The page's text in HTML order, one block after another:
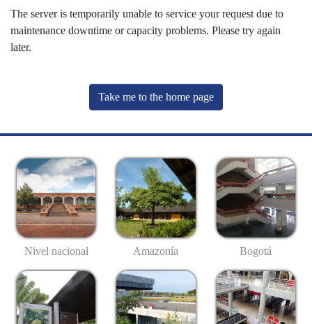
The server is temporarily unable to service your request due to
maintenance downtime or capacity problems. Please try again
later.
Take me to the home page
Nivel nacional Amazonía Bogotá